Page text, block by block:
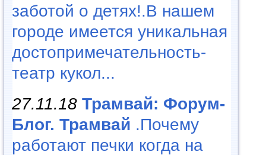
заботой о детях!.В нашем
городе имеется уникальная
достопримечательность-
театр кукол...
27.11.18 Трамвай: Форум-
Блог. Трамвай .Почему
работают печки когда на